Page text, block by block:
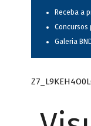
Receba a
Concursos
Galeria